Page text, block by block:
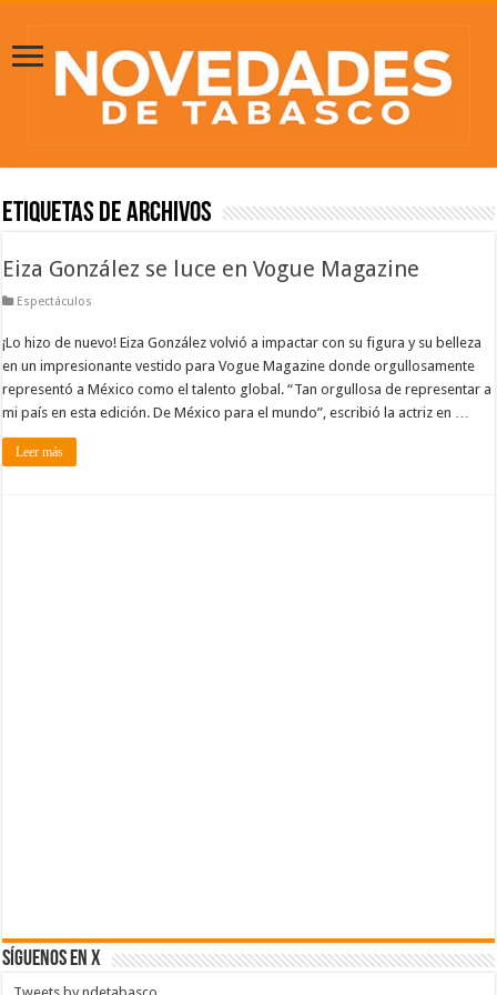
Etiquetas de Archivos
Eiza González se luce en Vogue Magazine
Espectáculos
¡Lo hizo de nuevo! Eiza González volvió a impactar con su figura y su belleza
en un impresionante vestido para Vogue Magazine donde orgullosamente
representó a México como el talento global. “Tan orgullosa de representar a
mi país en esta edición. De México para el mundo”, escribió la actriz en …
Leer más
SÍGUENOS EN X